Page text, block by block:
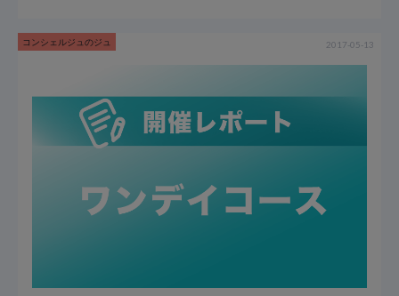
コンシェルジュのジュ 2017-05-13